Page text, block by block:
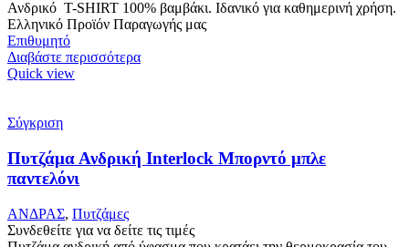
Ανδρικό T-SHIRT 100% βαμβάκι. Ιδανικό για καθημερινή χρήση.
Ελληνικό Προϊόν Παραγωγής μας
Επιθυμητό
Διαβάστε περισσότερα
Quick view
Σύγκριση
Πυτζάμα Ανδρική Interlock Μπορντό μπλε
παντελόνι
ΑΝΔΡΑΣ, Πυτζάμες
Συνδεθείτε για να δείτε τις τιμές